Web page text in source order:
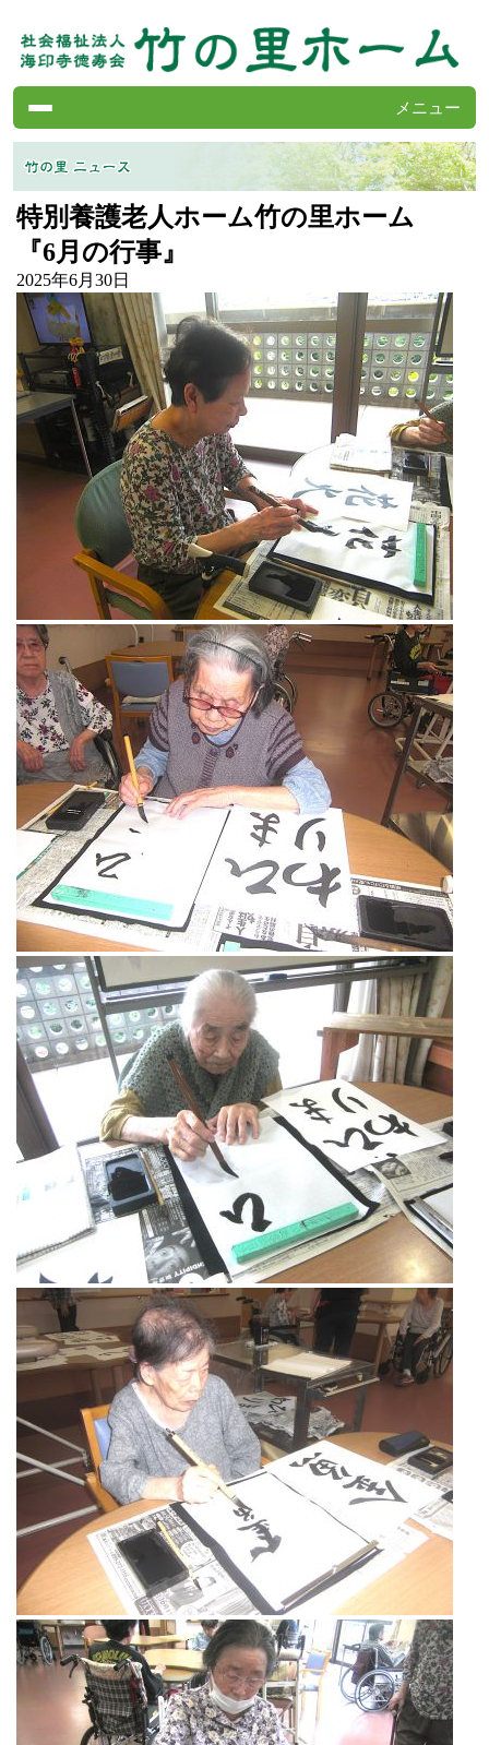
メニュー
竹の里ホームの案内
サービスの案内
施設の紹介
よくある質問
求人情報
竹の里ニュース
会報・竹の里ホーム
各種書類
お問い合わせ
第二竹の里ホーム
特別養護老人ホーム竹の里ホーム
『6月の行事』
2025年6月30日